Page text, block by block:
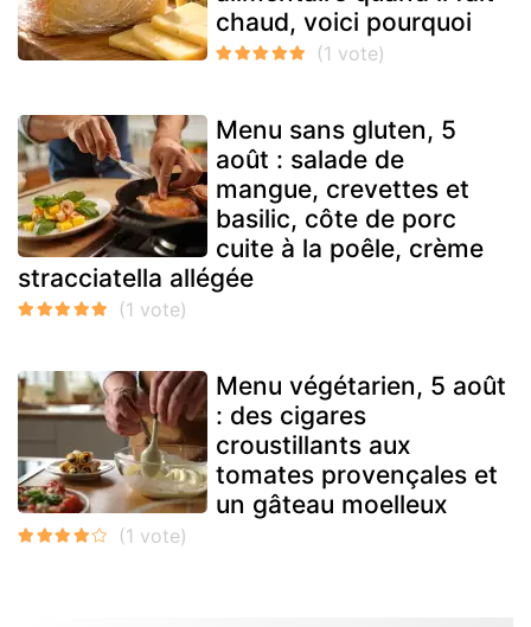
chaud, voici pourquoi
Menu sans gluten, 5
août : salade de
mangue, crevettes et
basilic, côte de porc
cuite à la poêle, crème
stracciatella allégée
Menu végétarien, 5 août
: des cigares
croustillants aux
tomates provençales et
un gâteau moelleux